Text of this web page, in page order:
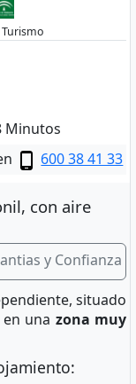
Minutos
600 38 41 33
con aire
y Confianza
situado
una zona muy